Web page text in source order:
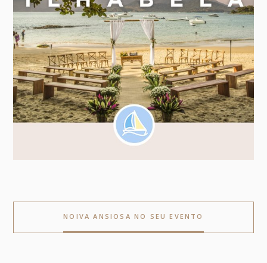
NOIVA ANSIOSA NO SEU EVENTO